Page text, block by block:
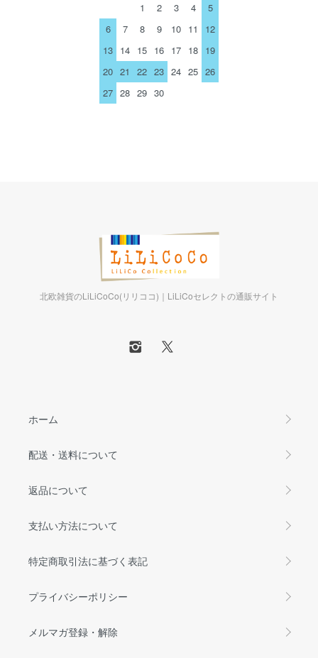
1
2 3 4
5
6
7 8 9 10 11
12
13 14 15 16 17 18 19
20 21 22 23 24 25 26
27 28 29 30
北欧雑貨のLiLiCoCo(リリココ)｜LiLiCoセレクトの通販サイト
ホーム
配送・送料について
返品について
支払い方法について
特定商取引法に基づく表記
プライバシーポリシー
メルマガ登録・解除